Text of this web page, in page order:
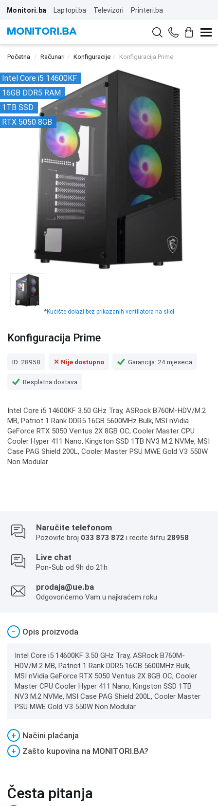
Monitori.ba Laptopi.ba Televizori Printeri.ba
Početna Računari Konfiguracije Konfiguracija Prime
Intel Core i5 14600KF
16GB DDR5 RAM
1TB SSD
RTX 5050 8GB
*Kućište dolazi bez prikazanih ventilatora na slici
Konfiguracija Prime
ID: 28958 ✕ Nije dostupno Garancija: 24 mjeseca
Besplatna dostava
Intel Core i5 14600KF 3.50 GHz Tray, ASRock B760M-HDV/M.2
MB, Patriot 1 Rank DDR5 16GB 5600MHz Bulk, MSI nVidia
GeForce RTX 5050 Ventus 2X 8GB OC, Cooler Master CPU
Cooler Hyper 411 Nano, Kingston SSD 1TB NV3 M.2 NVMe, MSI
Case PAG Shield 200L, Cooler Master PSU MWE Gold V3 550W
Non Modular
Naručite telefonom
Pozovite broj 033 873 872 i recite šifru 28958
Live chat
Pon-Sub od 9h do 21h
prodaja@ue.ba
Odgovorićemo Vam u najkraćem roku
− Opis proizvoda
Intel Core i5 14600KF 3.50 GHz Tray, ASRock B760M-
HDV/M.2 MB, Patriot 1 Rank DDR5 16GB 5600MHz Bulk,
MSI nVidia GeForce RTX 5050 Ventus 2X 8GB OC, Cooler
Master CPU Cooler Hyper 411 Nano, Kingston SSD 1TB
NV3 M.2 NVMe, MSI Case PAG Shield 200L, Cooler Master
PSU MWE Gold V3 550W Non Modular
+
Načini plaćanja
+
Zašto kupovina na MONITORI.BA?
Česta pitanja